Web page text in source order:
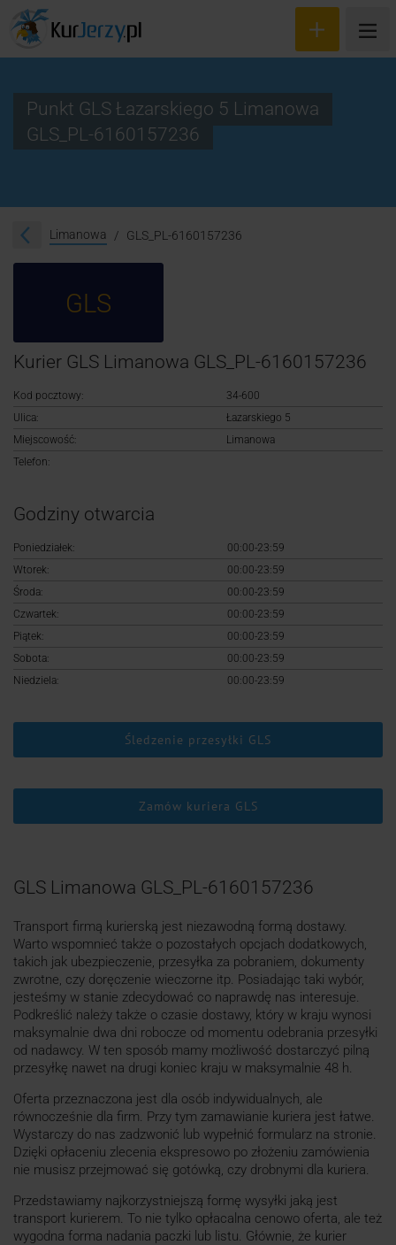
Śledzenie przesyłki
Logowanie
Punkt GLS Łazarskiego 5 Limanowa
GLS_PL-6160157236
Limanowa GLS_PL-6160157236
GLS
Kurier GLS Limanowa GLS_PL-6160157236
Kod pocztowy:
34-600
Ulica:
Łazarskiego 5
Miejscowość:
Limanowa
Telefon:
Godziny otwarcia
Poniedziałek:
00:00-23:59
Wtorek:
00:00-23:59
Środa:
00:00-23:59
Czwartek:
00:00-23:59
Piątek:
00:00-23:59
Sobota:
00:00-23:59
Niedziela:
00:00-23:59
Śledzenie przesyłki GLS
Zamów kuriera GLS
GLS Limanowa GLS_PL-6160157236
Transport firmą kurierską jest niezawodną formą dostawy.
Warto wspomnieć także o pozostałych opcjach dodatkowych,
takich jak ubezpieczenie, przesyłka za pobraniem, dokumenty
zwrotne, czy doręczenie wieczorne itp. Posiadając taki wybór,
jesteśmy w stanie zdecydować co naprawdę nas interesuje.
Podkreślić należy także o czasie dostawy, który w kraju wynosi
maksymalnie dwa dni robocze od momentu odebrania przesyłki
od nadawcy. W ten sposób mamy możliwość dostarczyć pilną
przesyłkę nawet na drugi koniec kraju w maksymalnie 48 h.
Oferta przeznaczona jest dla osób indywidualnych, ale
równocześnie dla firm. Przy tym zamawianie kuriera jest łatwe.
Wystarczy do nas zadzwonić lub wypełnić formularz na stronie.
Dzięki opłaceniu zlecenia ekspresowo po złożeniu zamówienia
nie musisz przejmować się gotówką, czy drobnymi dla kuriera.
Przedstawiamy najkorzystniejszą formę wysyłki jaką jest
transport kurierem. To nie tylko opłacalna cenowo oferta, ale też
wygodna forma nadania paczki lub listu. Głównie, że kurier